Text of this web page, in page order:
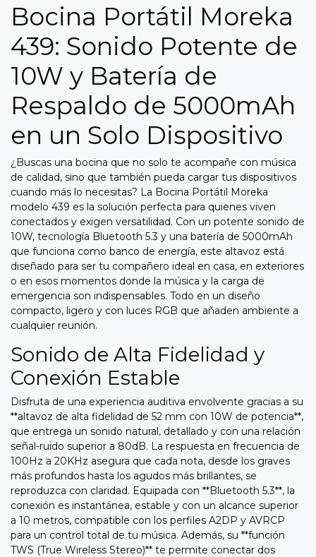
Bocina Portátil Moreka
439: Sonido Potente de
10W y Batería de
Respaldo de 5000mAh
en un Solo Dispositivo
¿Buscas una bocina que no solo te acompañe con música
de calidad, sino que también pueda cargar tus dispositivos
cuando más lo necesitas? La Bocina Portátil Moreka
modelo 439 es la solución perfecta para quienes viven
conectados y exigen versatilidad. Con un potente sonido de
10W, tecnología Bluetooth 5.3 y una batería de 5000mAh
que funciona como banco de energía, este altavoz está
diseñado para ser tu compañero ideal en casa, en exteriores
o en esos momentos donde la música y la carga de
emergencia son indispensables. Todo en un diseño
compacto, ligero y con luces RGB que añaden ambiente a
cualquier reunión.
Sonido de Alta Fidelidad y
Conexión Estable
Disfruta de una experiencia auditiva envolvente gracias a su
**altavoz de alta fidelidad de 52 mm con 10W de potencia**,
que entrega un sonido natural, detallado y con una relación
señal-ruido superior a 80dB. La respuesta en frecuencia de
100Hz a 20KHz asegura que cada nota, desde los graves
más profundos hasta los agudos más brillantes, se
reproduzca con claridad. Equipada con **Bluetooth 5.3**, la
conexión es instantánea, estable y con un alcance superior
a 10 metros, compatible con los perfiles A2DP y AVRCP
para un control total de tu música. Además, su **función
TWS (True Wireless Stereo)** te permite conectar dos